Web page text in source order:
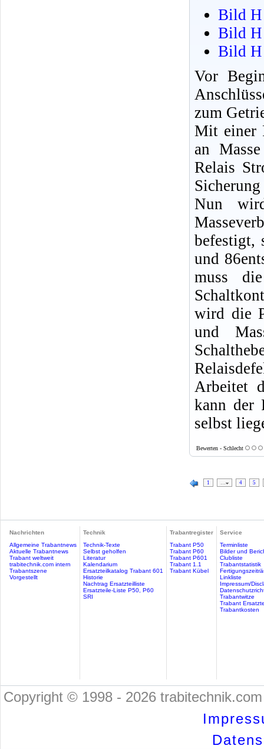
Bild H
Bild H
Bild H
Vor
zum
Mit einer
an
Relais
Nun
befestigt,
und
muss
wird die
und
Arbeitet
kann der
selbst
Bewerten - Schlecht
1 … 4 5
Nachrichten
Allgemeine Trabantnews
Aktuelle Trabantnews
Trabant weltweit
trabitechnik.com intern
Trabantszene
Vorgestellt
Technik
Technik-Texte
Selbst geholfen
Literatur
Kalendarium
Ersatzteilkatalog Trabant 601
Historie
Nachtrag Ersatzteilliste
Ersatzteile-Liste P50, P60
SRI
Trabantregister
Trabant P50
Trabant P60
Trabant P601
Trabant 1.1
Trabant Kübel
Service
Terminliste
Bilder und
Clubliste
Trabantstatistik
Linkliste
Impressum/
Trabantwitze
Trabant
Trabantkosten
Copyright © 1998 - 2026